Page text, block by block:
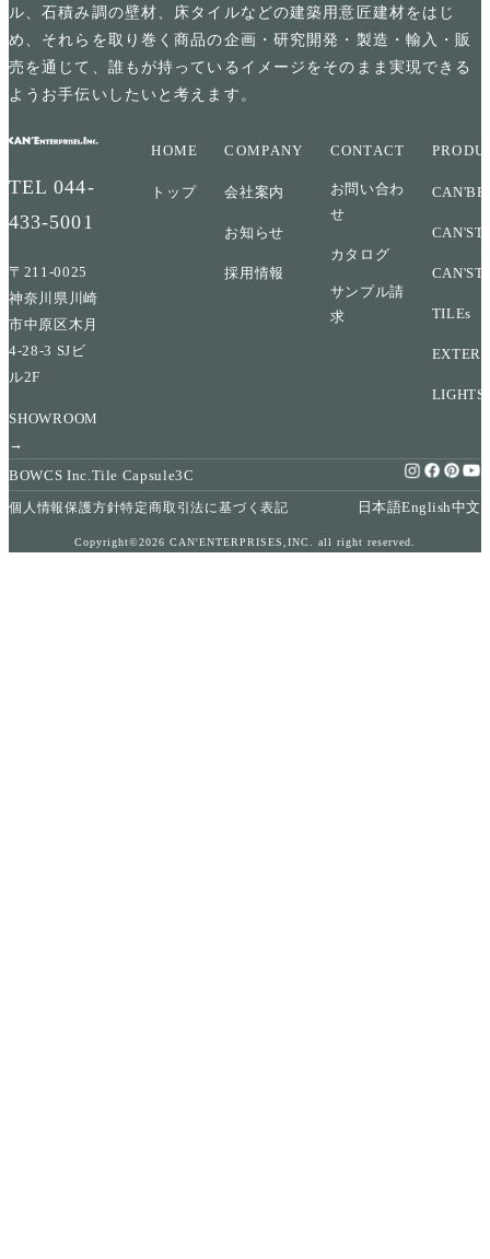
ル、石積み調の壁材、床タイルなどの建築用意匠建材をはじ
め、それらを取り巻く商品の企画・研究開発・製造・輸入・販
売を通じて、誰もが持っているイメージをそのまま実現できる
ようお手伝いしたいと考えます。
TEL044-
433-5001
〒211-0025
神奈川県川崎
市中原区木月
4-28-3 SJビ
ル2F
SHOWROOM
→
HOME
トップ
COMPANY
会社案内
お知らせ
採用情報
CONTACT
お問い合わ
せ
カタログ
サンプル請
求
TILEs
LIGHTS
BOWCS Inc. Tile Capsule3C
個人情報保護方針特定商取引法に基づく表記 日本語English中文
Copyright©2026 CAN'ENTERPRISES,INC. all right reserved.